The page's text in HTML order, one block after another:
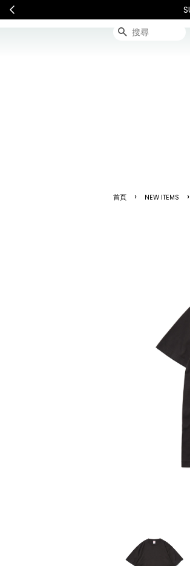
他不可抗力因素，出貨安排可能調整，敬請見諒
搜尋
首頁 › NEW ITEMS ›